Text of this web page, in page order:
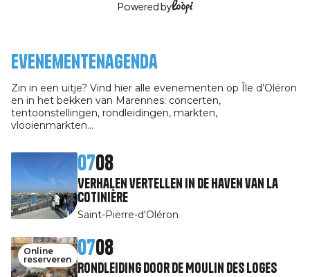
Powered by
Evenementenagenda
Zin in een uitje? Vind hier alle evenementen op Île d’Oléron
en in het bekken van Marennes: concerten,
tentoonstellingen, rondleidingen, markten,
vlooienmarkten…
0708
Verhalen vertellen in de haven van La
Cotinière
Saint-Pierre-d'Oléron
Online
reserveren
0708
Rondleiding door de Moulin des Loges